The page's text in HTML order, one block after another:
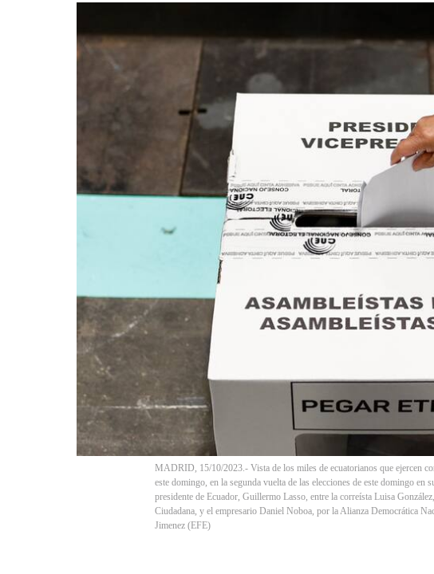
MADRID, 15/10/2023.- Vista de los miles de ecuatorianos que ejercen
este domingo, en la segunda vuelta de las elecciones de este domingo en
presidente de Ecuador, Guillermo Lasso, entre la correísta Luisa
Ciudadana, y el empresario Daniel Noboa, por la Alianza Democrática
Jimenez (EFE)